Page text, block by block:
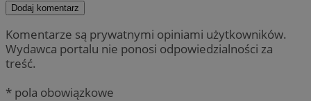
Dodaj komentarz
Komentarze są prywatnymi opiniami użytkowników.
Wydawca portalu nie ponosi odpowiedzialności za
treść.
* pola obowiązkowe